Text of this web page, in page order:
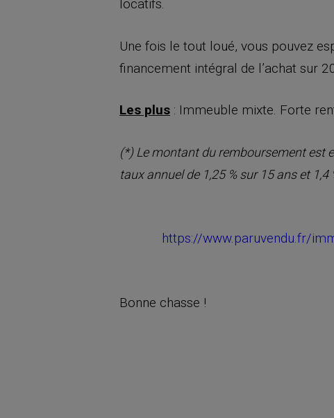
locatifs.
Une fois le tout loué, vous pouvez
financement intégral de l’achat sur
Les plus : Immeuble mixte. Forte
(*) Le montant du remboursement est
taux annuel de 1,25 % sur 15 ans et
https://www.paruvendu.fr/
Bonne chasse !